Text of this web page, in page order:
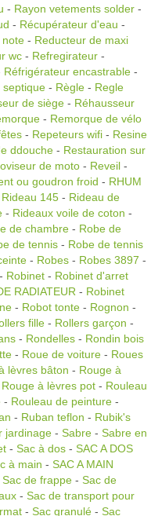
- Rayon vetements solder -
- Récupérateur d'eau -
note - Reducteur de maxi
wc - Refregirateur -
Réfrigérateur encastrable -
septique - Règle - Regle
de siège - Réhausseur
- Remorque de vélo
- Repeteurs wifi - Resine
ddouche - Restauration sur
de moto - Reveil -
ou goudron froid - RHUM
Rideau 145 - Rideau de
- Rideaux voile de coton -
de chambre - Robe de
de tennis - Robe de tennis
- Robes - Robes 3897 -
- Robinet - Robinet d'arret
RADIATEUR - Robinet
- Robot tonte - Rognon -
fille - Rollers garçon -
- Rondelles - Rondin bois
- Roue de voiture - Roues
lèvres bâton - Rouge à
Rouge à lèvres pot - Rouleau
- Rouleau de peinture -
- Ruban teflon - Rubik's
jardinage - Sabre - Sabre en
- Sac à dos - SAC A DOS
à main - SAC A MAIN
Sac de frappe - Sac de
- Sac de transport pour
- Sac granulé - Sac